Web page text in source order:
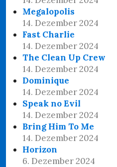
Megalopolis
14. Dezember 2024
Fast Charlie
14. Dezember 2024
The Clean Up Crew
14. Dezember 2024
Dominique
14. Dezember 2024
Speak no Evil
14. Dezember 2024
Bring Him To Me
14. Dezember 2024
Horizon
6. Dezember 2024